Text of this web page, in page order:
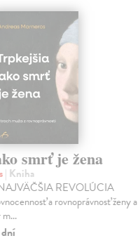
smrť je žena
| Kniha
REVOLÚCIA
a rovnoprávnosť ženy a